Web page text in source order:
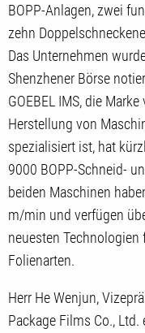
BOPP-Anlagen, zwei
zehn
Das Unternehmen
Shenzhener Börse
GOEBEL IMS, die
Herstellung von
spezialisiert ist, hat
9000 BOPP-Schneid-
beiden Maschinen
m/min und verfügen
neuesten Technologien
Folienarten.
Herr He Wenjun,
Package Films Co.,